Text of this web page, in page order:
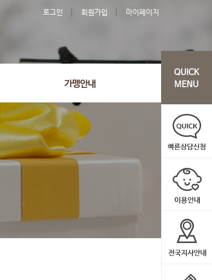
로그인 회원가입 마이페이지
가맹안내